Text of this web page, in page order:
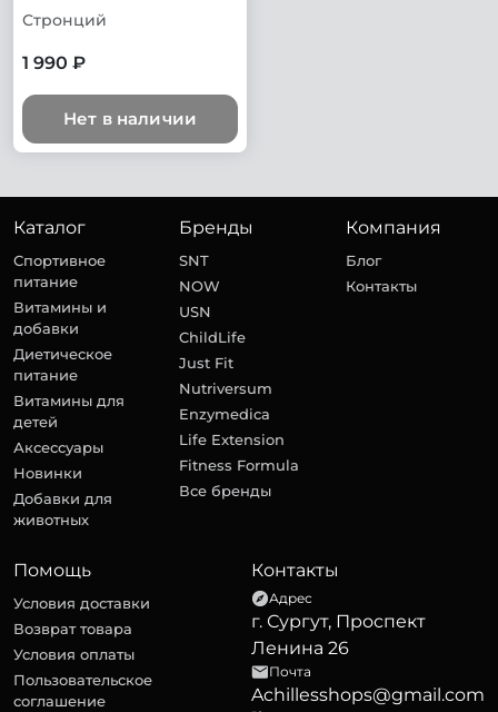
Стронций
1 990 ₽
Нет в наличии
Каталог
Спортивное
питание
Витамины и
добавки
Диетическое
питание
Витамины для
детей
Аксессуары
Новинки
Добавки для
животных
Бренды
SNT
NOW
USN
ChildLife
Just Fit
Nutriversum
Enzymedica
Life Extension
Fitness Formula
Все бренды
Компания
Блог
Контакты
Помощь
Условия доставки
Возврат товара
Условия оплаты
Пользовательское
соглашение
Контакты
Адрес
г. Сургут, Проспект
Ленина 26
Почта
Achillesshops@gmail.com